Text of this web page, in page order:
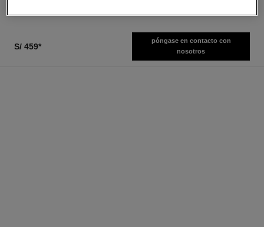
S/ 459*
póngase en contacto con
nosotros